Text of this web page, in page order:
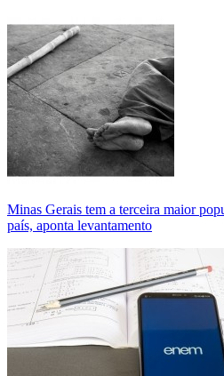
Minas Gerais tem a terceira maior
país, aponta levantamento